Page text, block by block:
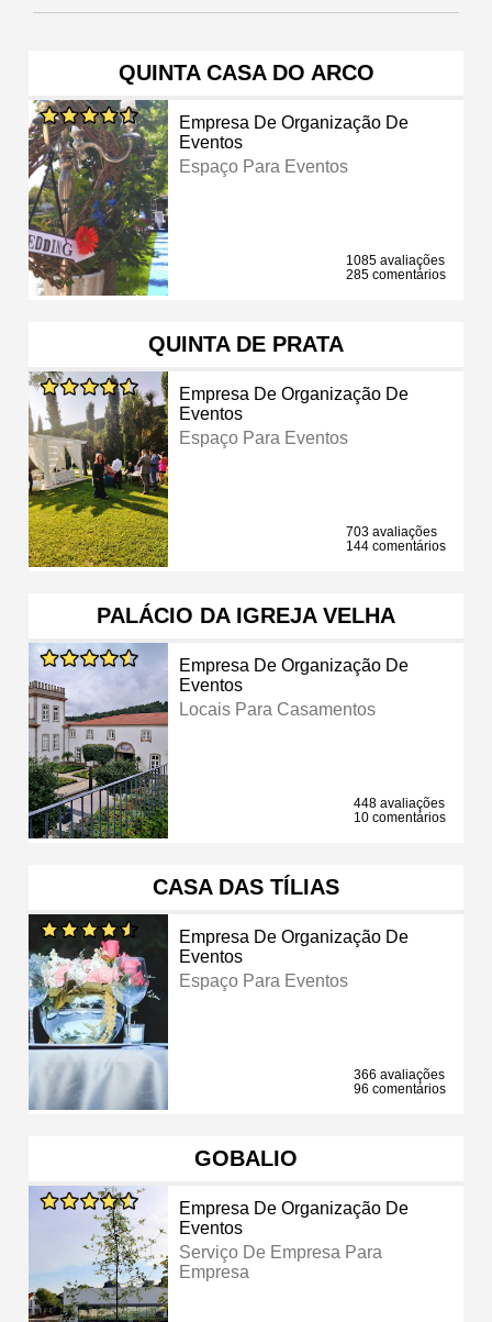
QUINTA CASA DO ARCO
Empresa De Organização De
Eventos
Espaço Para Eventos
1085 avaliações
285 comentários
QUINTA DE PRATA
Empresa De Organização De
Eventos
Espaço Para Eventos
703 avaliações
144 comentários
PALÁCIO DA IGREJA VELHA
Empresa De Organização De
Eventos
Locais Para Casamentos
448 avaliações
10 comentários
CASA DAS TÍLIAS
Empresa De Organização De
Eventos
Espaço Para Eventos
366 avaliações
96 comentários
GOBALIO
Empresa De Organização De
Eventos
Serviço De Empresa Para
Empresa